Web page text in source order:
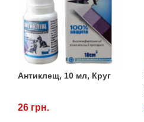
Антиклещ, 10 мл, Круг
26 грн.